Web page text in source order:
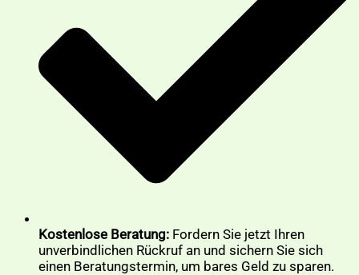
Kostenlose Beratung: Fordern Sie jetzt Ihren
unverbindlichen Rückruf an und sichern Sie sich
einen Beratungstermin, um bares Geld zu sparen.